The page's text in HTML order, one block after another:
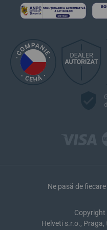
Ne pasă de
Helveti s.r.o.,